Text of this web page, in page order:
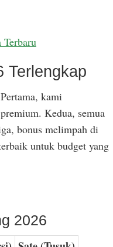
Terlengkap
kami
Kedua, semua
bonus melimpah di
untuk budget yang
2026